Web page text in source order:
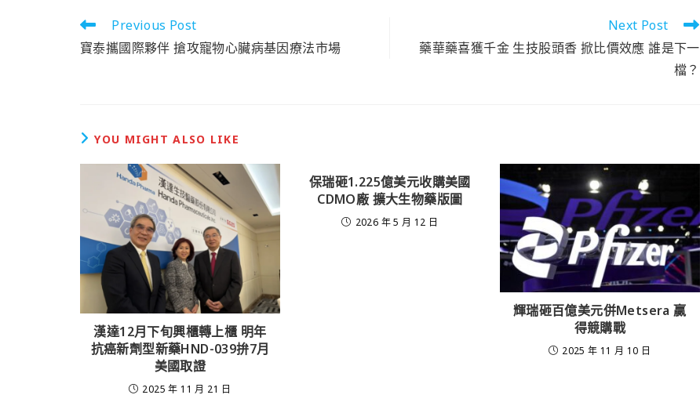
Previous Post
寶泰攜國際夥伴 搶攻寵物心臟病基因療法市場
Next Post
藥華藥喜獲千金 生技股頭香 掀比價效應 誰是下一
檔？
YOU MIGHT ALSO LIKE
漢達12月下旬興櫃轉上櫃 明年
抗癌新劑型新藥HND-039拚7月
美國取證
2025 年 11 月 21 日
保瑞砸1.225億美元收購美國
CDMO廠 擴大生物藥版圖
2026 年 5 月 12 日
輝瑞砸百億美元併Metsera 贏
得競購戰
2025 年 11 月 10 日